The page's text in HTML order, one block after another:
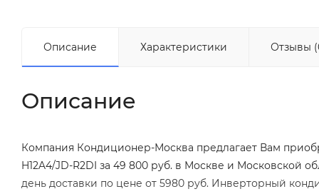
Описание Характеристики Отзывы
Описание
Компания Кондиционер-Москва предлагает Вам
H12A4/JD-R2DI за 49 800 руб. в Москве и Московской
день доставки по цене от 5980 руб. Инверторный